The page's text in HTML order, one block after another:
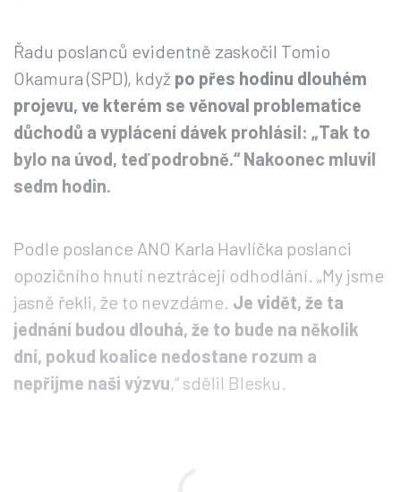
Řadu poslanců evidentně zaskočil Tomio
Okamura (SPD), když po přes hodinu dlouhém
projevu, ve kterém se věnoval problematice
důchodů a vyplácení dávek prohlásil: „Tak to
bylo na úvod, teď podrobně.“ Nakoonec mluvil
sedm hodin.
Podle poslance ANO Karla Havlíčka poslanci
opozičního hnutí neztrácejí odhodlání. „My jsme
jasně řekli, že to nevzdáme. Je vidět, že ta
jednání budou dlouhá, že to bude na několik
dní, pokud koalice nedostane rozum a
nepřijme naši výzvu,“ sdělil Blesku.